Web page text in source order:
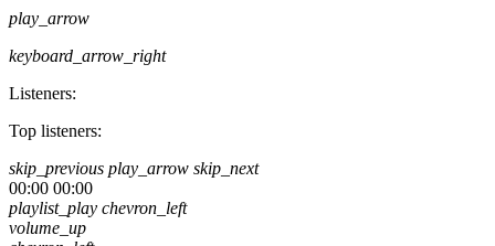
play_arrow
keyboard_arrow_right
Listeners:
Top listeners:
skip_previous play_arrow skip_next
00:00 00:00
playlist_play chevron_left
volume_up